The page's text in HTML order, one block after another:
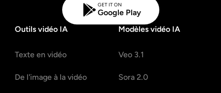
GET IT ON
Google Play
Outils vidéo IA
Texte en vidéo
De l'image à la vidéo
Modèles vidéo IA
Veo 3.1
Sora 2.0